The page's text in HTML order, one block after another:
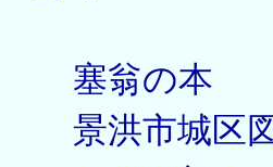
本 中
景洪市城区